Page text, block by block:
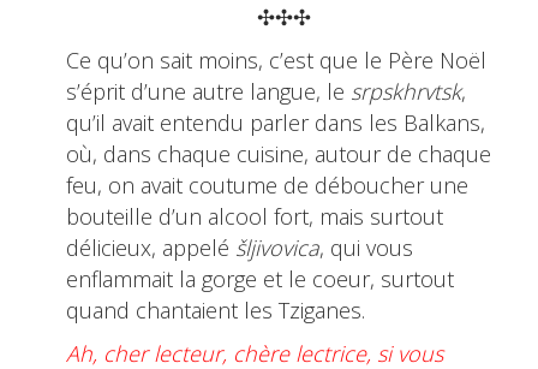
✣✣✣
Ce qu’on sait moins, c’est que le Père Noël
s’éprit d’une autre langue, le srpskhrvtsk,
qu’il avait entendu parler dans les Balkans,
où, dans chaque cuisine, autour de chaque
feu, on avait coutume de déboucher une
bouteille d’un alcool fort, mais surtout
délicieux, appelé šljivovica, qui vous
enflammait la gorge et le coeur, surtout
quand chantaient les Tziganes.
Ah, cher lecteur, chère lectrice, si vous